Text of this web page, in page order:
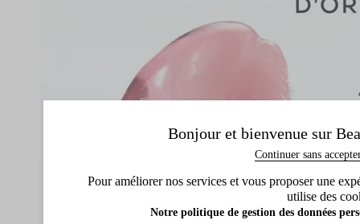
Bonjour et bienvenue sur
Continuer sans
Pour améliorer nos services et vous proposer une
utilise des
Notre politique de gestion des données